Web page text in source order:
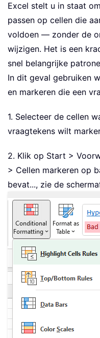
Excel stelt u in staat
passen op cellen die
voldoen — zonder de
wijzigen. Het is een
snel belangrijke
In dit geval gebruiken
en markeren die een
1. Selecteer de cellen
vraagtekens wilt
2. Klik op Start >
> Cellen markeren op
bevat..., zie de